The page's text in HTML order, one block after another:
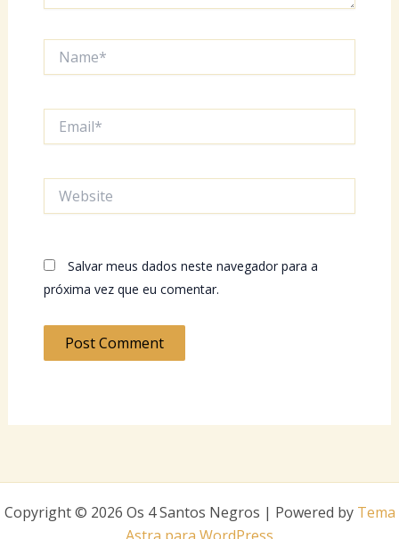
Salvar meus dados neste navegador para a
próxima vez que eu comentar.
Copyright © 2026 Os 4 Santos Negros | Powered by Tema